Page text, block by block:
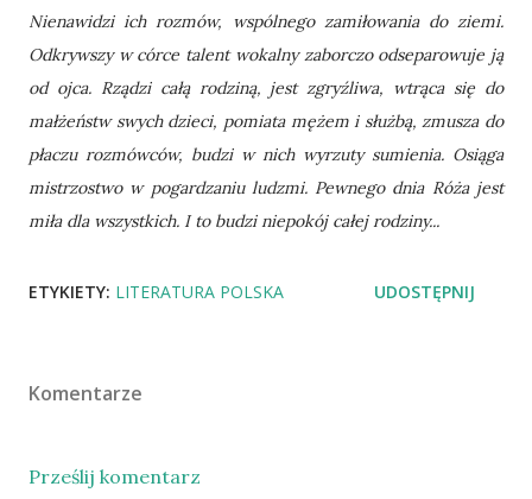
Nienawidzi ich rozmów, wspólnego zamiłowania do ziemi.
Odkrywszy w córce talent wokalny zaborczo odseparowuje ją
od ojca. Rządzi całą rodziną, jest zgryźliwa, wtrąca się do
małżeństw swych dzieci, pomiata mężem i służbą, zmusza do
płaczu rozmówców, budzi w nich wyrzuty sumienia. Osiąga
mistrzostwo w pogardzaniu ludzmi. Pewnego dnia Róża jest
miła dla wszystkich. I to budzi niepokój całej rodziny...
ETYKIETY: LITERATURA POLSKA UDOSTĘPNIJ
Komentarze
Prześlij komentarz